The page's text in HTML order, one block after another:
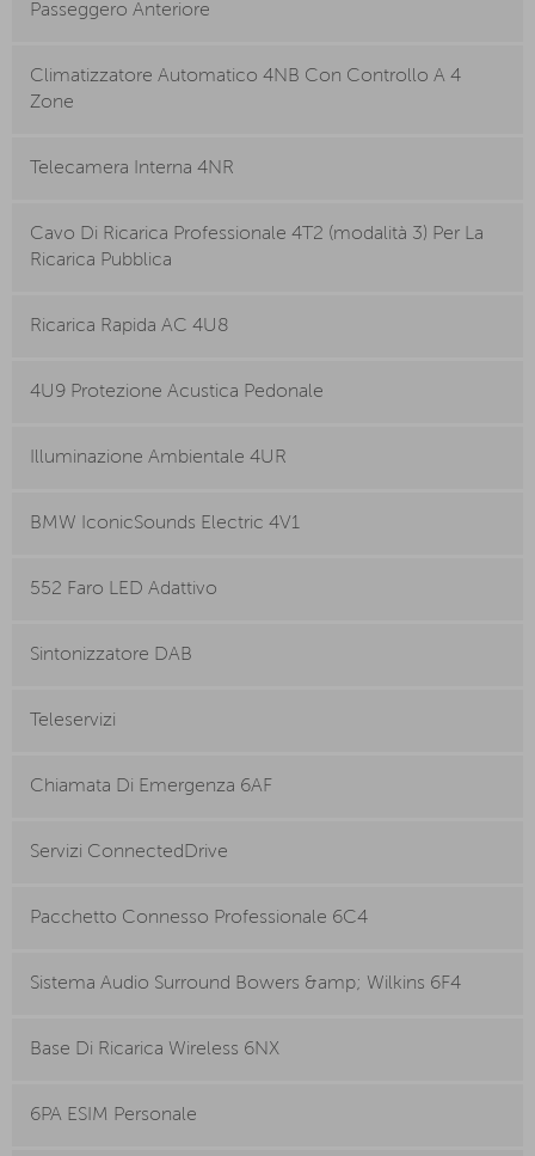
Passeggero Anteriore
Climatizzatore Automatico 4NB Con Controllo A 4
Zone
Telecamera Interna 4NR
Cavo Di Ricarica Professionale 4T2 (modalità 3) Per La
Ricarica Pubblica
Ricarica Rapida AC 4U8
4U9 Protezione Acustica Pedonale
Illuminazione Ambientale 4UR
BMW IconicSounds Electric 4V1
552 Faro LED Adattivo
Sintonizzatore DAB
Teleservizi
Chiamata Di Emergenza 6AF
Servizi ConnectedDrive
Pacchetto Connesso Professionale 6C4
Sistema Audio Surround Bowers &amp; Wilkins 6F4
Base Di Ricarica Wireless 6NX
6PA ESIM Personale